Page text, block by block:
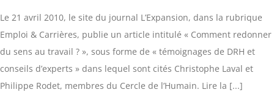
Le 21 avril 2010, le site du journal L’Expansion, dans la rubrique
Emploi & Carrières, publie un article intitulé « Comment redonner
du sens au travail ? », sous forme de « témoignages de DRH et
conseils d’experts » dans lequel sont cités Christophe Laval et
Philippe Rodet, membres du Cercle de l’Humain. Lire la [...]